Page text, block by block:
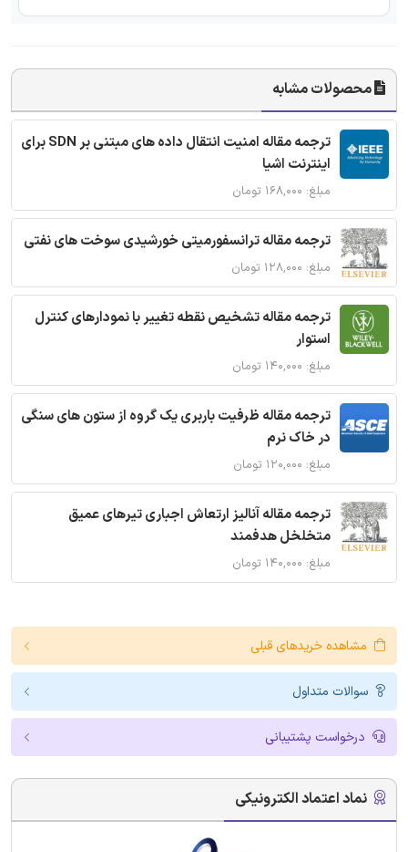
محصولات مشابه
ترجمه مقاله امنیت انتقال داده های مبتنی بر SDN برای
اینترنت اشیا
مبلغ: ۱۶۸,۰۰۰ تومان
ترجمه مقاله ترانسفورمیتی خورشیدی سوخت های نفتی
مبلغ: ۱۲۸,۰۰۰ تومان
ترجمه مقاله تشخیص نقطه تغییر با نمودارهای کنترل
استوار
مبلغ: ۱۴۰,۰۰۰ تومان
ترجمه مقاله ظرفیت باربری یک گروه از ستون های سنگی
در خاک نرم
مبلغ: ۱۲۰,۰۰۰ تومان
ترجمه مقاله آنالیز ارتعاش اجباری تیرهای عمیق
متخلخل هدفمند
مبلغ: ۱۴۰,۰۰۰ تومان
مشاهده خریدهای قبلی
سوالات متداول
درخواست پشتیبانی
نماد اعتماد الکترونیکی